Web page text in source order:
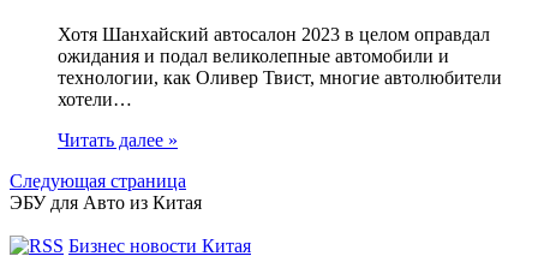
Хотя Шанхайский автосалон 2023 в целом оправдал
ожидания и подал великолепные автомобили и
технологии, как Оливер Твист, многие автолюбители
хотели…
Читать далее »
Следующая страница
ЭБУ для Авто из Китая
Бизнес новости Китая